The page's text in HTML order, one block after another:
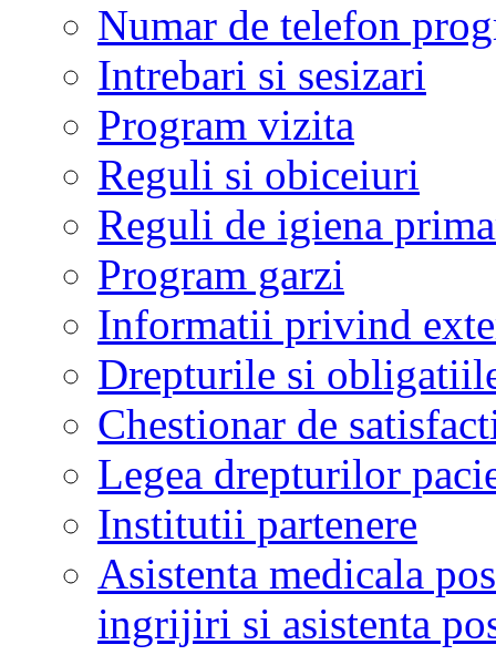
Numar de telefon
Intrebari si sesizari
Program vizita
Reguli si obiceiuri
Reguli de igiena
Program garzi
Informatii privind
Drepturile si
Chestionar de
Legea drepturilor
Institutii partenere
Asistenta medicala
ingrijiri si asistenta